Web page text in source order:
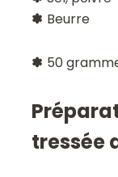
✽ Beurre
✽ 50
tressée